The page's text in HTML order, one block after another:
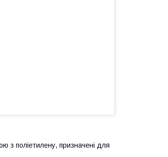
з поліетилену, призначені для